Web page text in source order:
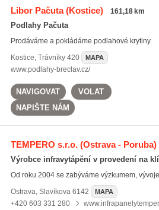
Libor Pačuta(Kostice) 161,18 km
Podlahy Pačuta
Prodáváme a pokládáme podlahové krytiny.
Kostice, Trávníky 420 MAPA
www.podlahy-breclav.cz/
NAVIGOVAT
VOLAT
NAPIŠTE NÁM
TEMPERO s.r.o.(Ostrava - Poruba)
Výrobce infravytápění v provedení na
Od roku 2004 se zabýváme výzkumem,
Ostrava, Slavíkova 6142 MAPA
+420 603 331 280